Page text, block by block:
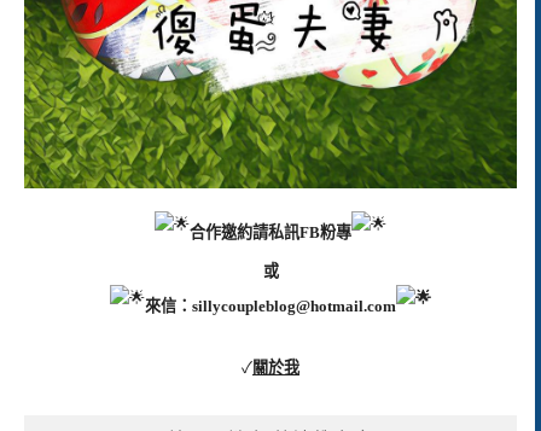
合作邀約請私訊FB粉專
或
來信： sillycoupleblog@hotmail.com
✓關於我